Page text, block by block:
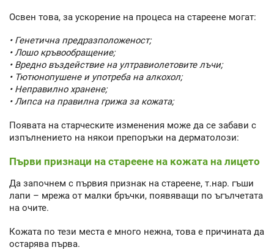
Освен това, за ускорение на процеса на стареене могат:
• Генетична предразположеност;
• Лошо кръвообращение;
• Вредно въздействие на ултравиолетовите лъчи;
• Тютюнопушене и употреба на алкохол;
• Неправилно хранене;
• Липса на правилна грижа за кожата;
Появата на старческите изменения може да се забави с
изпълнението на някои препоръки на дерматолози:
Първи признаци на стареене на кожата на лицето
Да започнем с първия признак на стареене, т.нар. гъши
лапи – мрежа от малки бръчки, появяващи по ъгълчетата
на очите.
Кожата по тези места е много нежна, това е причината да
остарява първа.